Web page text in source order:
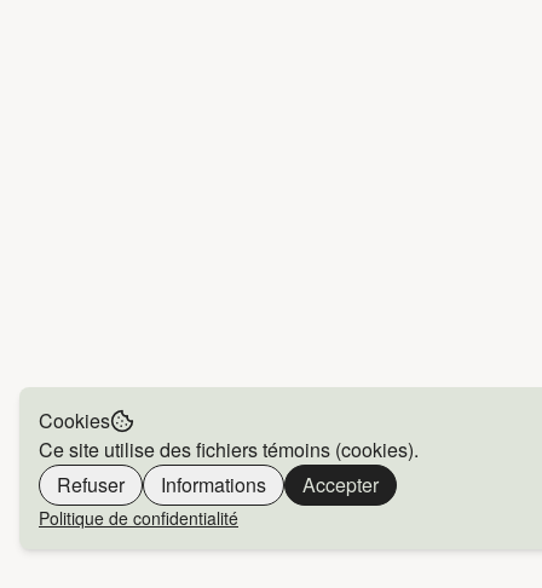
Cookies
Ce site utilise des fichiers témoins (cookies).
Refuser
Informations Accepter
Politique de confidentialité